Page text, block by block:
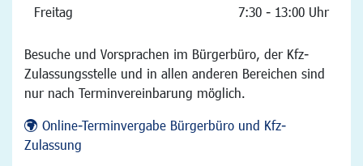
Freitag 7:30 - 13:00 Uhr
Besuche und Vorsprachen im Bürgerbüro, der Kfz-
Zulassungsstelle und in allen anderen Bereichen sind
nur nach Terminvereinbarung möglich.
Online-Terminvergabe Bürgerbüro und Kfz-
Zulassung